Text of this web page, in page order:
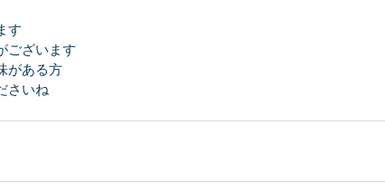
す
ございます
がある方
さいね